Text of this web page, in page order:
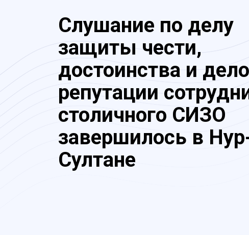
Слушание по делу
защиты чести,
достоинства и
репутации
столичного СИЗО
завершилось в
Султане